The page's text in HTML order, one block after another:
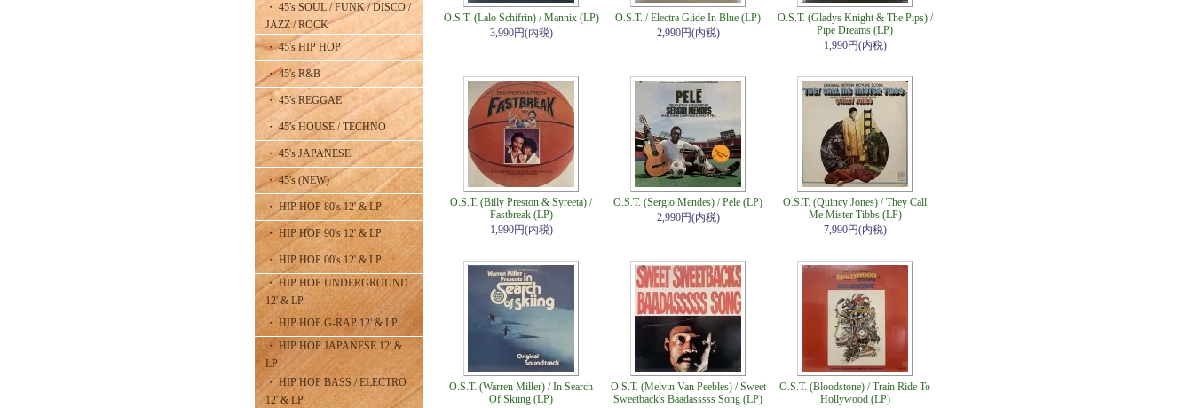
・ 45's SOUL / FUNK / DISCO /
JAZZ / ROCK
・ 45's HIP HOP
・ 45's R&B
・ 45's REGGAE
・ 45's HOUSE / TECHNO
・ 45's JAPANESE
・ 45's (NEW)
・ HIP HOP 80's 12' & LP
・ HIP HOP 90's 12' & LP
・ HIP HOP 00's 12' & LP
・ HIP HOP UNDERGROUND
12' & LP
・ HIP HOP G-RAP 12' & LP
・ HIP HOP JAPANESE 12' &
LP
・ HIP HOP BASS / ELECTRO
12' & LP
O.S.T. (Lalo Schifrin) / Mannix (LP)
3,990円(内税)
O.S.T. / Electra Glide In Blue (LP)
2,990円(内税)
O.S.T. (Gladys Knight & The Pips) /
Pipe Dreams (LP)
1,990円(内税)
O.S.T. (Billy Preston & Syreeta) /
Fastbreak (LP)
1,990円(内税)
O.S.T. (Sergio Mendes) / Pele (LP)
2,990円(内税)
O.S.T. (Quincy Jones) / They Call
Me Mister Tibbs (LP)
7,990円(内税)
O.S.T. (Warren Miller) / In Search
Of Skiing (LP)
O.S.T. (Melvin Van Peebles) / Sweet
Sweetback's Baadasssss Song (LP)
O.S.T. (Bloodstone) / Train Ride To
Hollywood (LP)